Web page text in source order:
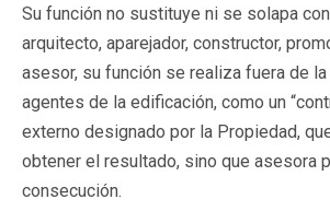
Su función no sustituye ni se solapa
arquitecto, aparejador, constructor,
asesor, su función se realiza fuera de
agentes de la edificación, como un
externo designado por la Propiedad,
obtener el resultado, sino que asesora
consecución.